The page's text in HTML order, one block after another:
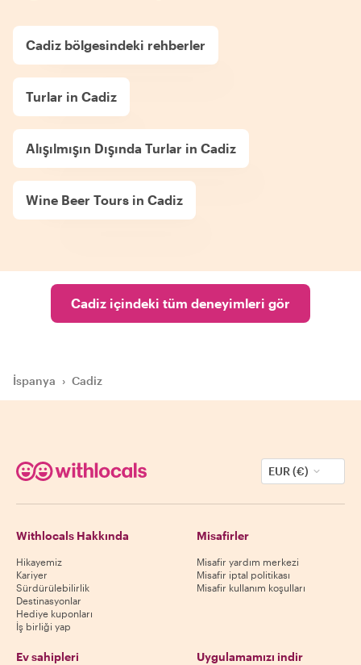
Cadiz bölgesindeki rehberler
Turlar in Cadiz
Alışılmışın Dışında Turlar in Cadiz
Wine Beer Tours in Cadiz
Cadiz içindeki tüm deneyimleri gör
İspanya › Cadiz
EUR (€)
Withlocals Hakkında
Hikayemiz
Kariyer
Sürdürülebilirlik
Destinasyonlar
Hediye kuponları
İş birliği yap
Misafirler
Misafir yardım merkezi
Misafir iptal politikası
Misafir kullanım koşulları
Ev sahipleri Uygulamamızı indir